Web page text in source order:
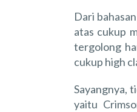
Dari
atas cukup
tergolong
cukup high
Sayangnya,
yaitu